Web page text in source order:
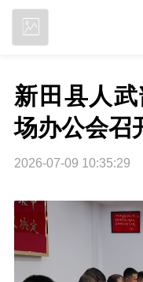
新田县人
场办公会召
2026-07-09 10:35:29